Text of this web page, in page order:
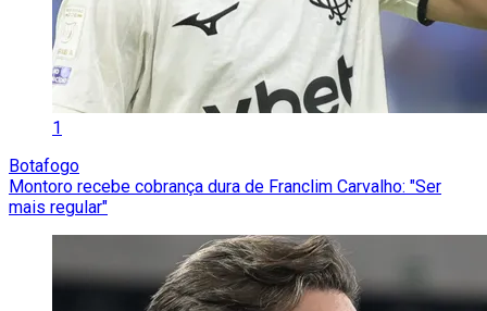
1
Botafogo
Montoro recebe cobrança dura de Franclim Carvalho: "Ser
mais regular"